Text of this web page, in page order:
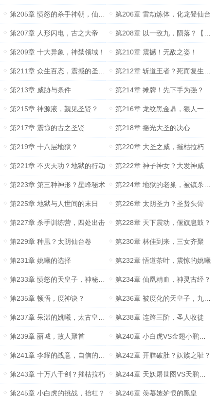
第205章 愤怒的杀手神朝，仙台大劫 第206章 雷劫炼体，化龙登仙台
第207章 人形闪电，古之大帝 第208章 以一敌九，陨落？【加更】
第209章 十大异象，神禁领域！ 第210章 震撼！无敌之姿！
第211章 众生百态，震撼的圣主们！ 第212章 斩道王者？死而复生的丹阳子
第213章 威胁与条件 第214章 摊牌！先下手为强？
第215章 神源液，觐见圣贤？ 第216章 龙纹黑金鼎，狠人一脉的领头人
第217章 震惊的古之圣贤 第218章 摇光大圣的决心
第219章 十八层地狱？ 第220章 大圣之威，摧枯拉朽
第221章 不灭天功？地狱的行动 第222章 神子神女？大发神威
第223章 第三种神形？星峰秘术 第224章 地狱的老巢，被镇杀的杀祖
第225章 地狱与人世间的末日 第226章 太阴圣力？圣贤头骨
第227章 杀手训练营，四处出击 第228章 天下震动，偃旗息鼓？
第229章 种凰？太阴仙台卷 第230章 林佳到来，三女齐聚
第231章 姚曦的选择 第232章 悟道茶叶，震惊的姚曦
第233章 愤怒的天皇子，神秘宝盒？ 第234章 仙凰精血，神灵古经？
第235章 顿悟，度神诀？ 第236章 被度化的天皇子，九秘的消息
第237章 呆滞的姚曦，太古皇族？ 第238章 连跨三阶，圣人收徒
第239章 丽城，故人聚首 第240章 小白虎VS金翅小鹏王？
第241章 李耀的战意，自信的姚曦 第242章 开膛破肚？妖族之耻？
第243章 十万八千剑？摧枯拉朽 第244章 天妖屠世图VS天鹏博龙术
第245章 小白虎的挑战，抬杠？ 第246章 羡慕嫉妒恨的黑皇